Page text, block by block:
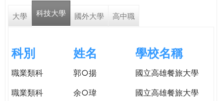
格。
e
e
r
大學 科技大學 國外大學 高中職
科別 姓名 學校名稱
職業類科 郭○揚
國立高雄餐旅大學
職業類科
余○瑋
國立高雄餐旅大學